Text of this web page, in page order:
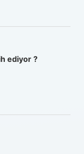
ediyor ?